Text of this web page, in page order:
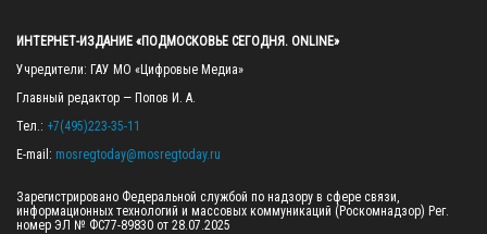
ИНТЕРНЕТ-ИЗДАНИЕ «ПОДМОСКОВЬЕ СЕГОДНЯ. ONLINE»
Учредители: ГАУ МО «Цифровые Медиа»
Главный редактор — Попов И. А.
Тел.: +7(495)223-35-11
E-mail: mosregtoday@mosregtoday.ru
Зарегистрировано Федеральной службой по надзору в сфере связи,
информационных технологий и массовых коммуникаций (Роскомнадзор) Рег.
номер ЭЛ № ФС77-89830 от 28.07.2025